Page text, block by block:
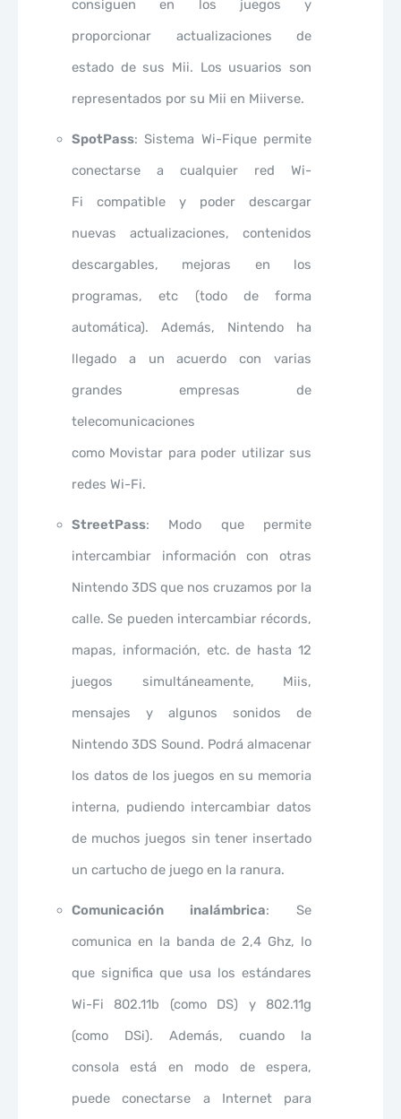
consiguen en los juegos y
proporcionar actualizaciones de
estado de sus Mii. Los usuarios son
representados por su Mii en Miiverse.
SpotPass: Sistema Wi-Fique permite
conectarse a cualquier red Wi-
Fi compatible y poder descargar
nuevas actualizaciones, contenidos
descargables, mejoras en los
programas, etc (todo de forma
automática). Además, Nintendo ha
llegado a un acuerdo con varias
grandes empresas de
telecomunicaciones
como Movistar para poder utilizar sus
redes Wi-Fi.
StreetPass: Modo que permite
intercambiar información con otras
Nintendo 3DS que nos cruzamos por la
calle. Se pueden intercambiar récords,
mapas, información, etc. de hasta 12
juegos simultáneamente, Miis,
mensajes y algunos sonidos de
Nintendo 3DS Sound. Podrá almacenar
los datos de los juegos en su memoria
interna, pudiendo intercambiar datos
de muchos juegos sin tener insertado
un cartucho de juego en la ranura.
Comunicación inalámbrica: Se
comunica en la banda de 2,4 Ghz, lo
que significa que usa los estándares
Wi-Fi 802.11b (como DS) y 802.11g
(como DSi). Además, cuando la
consola está en modo de espera,
puede conectarse a Internet para